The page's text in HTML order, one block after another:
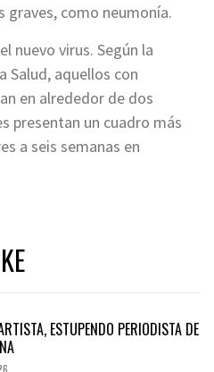
graves, como neumonía.
nuevo virus. Según la
Salud, aquellos con
en alrededor de dos
presentan un cuadro más
a seis semanas en
ESTUPENDO PERIODISTA DE